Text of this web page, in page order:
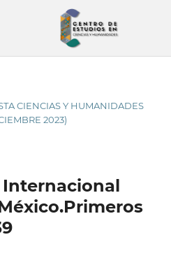
CIENCIAS Y HUMANIDADES
2023)